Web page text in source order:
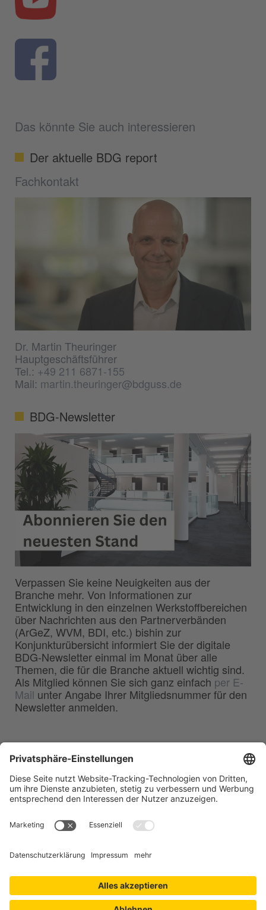
Das könnte Sie auch interessieren
Der aktuelle BDG report
Fachkontakt
Dr. Martin Theuringer
Hauptgeschäftsführer
Tel.:+49 211 6871-155
Mail: martin.theuringer@bdguss.de
BDG-Newsletter
Verpassen Sie keine Neuigkeiten aus der
Branche mehr. Von Informationen zur
Entwicklung in den einzelnen Werkstoffbereichen
über Nachrichten aus den Partnerverbänden
(ArGeZ, WVM, BDI, etc.) bishin zur
Konjunkturübersicht informiert Sie der digitale
BDG-Newsletter einmal im Monat über alle
Themen, die für die Branche aktuell wichtig sind.
Als Mitglied können Sie sich ganz einfach per E-
Mail unter Angabe Ihrer Mitgliedsnummer für den
Newsletter anmelden.
Deutschen Gießerei-Industrie e.V.
40549 Düsseldorf
Telefon:0211 - 68 71 - 03
0211 - 68 71 - 3333
E-Mail:info(at)bdguss.de